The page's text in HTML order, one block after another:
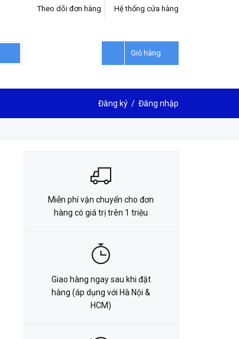
Hệ thống cửa hàng
Theo dõi đơn hàng
Giỏ hàng
Đăng ký / Đăng nhập
LIÊN HỆ ĐẶT HÀNG
Miễn phí vận chuyển cho đơn
hàng có giá trị trên 1 triệu
Giao hàng ngay sau khi đặt
hàng (áp dụng với Hà Nội &
HCM)